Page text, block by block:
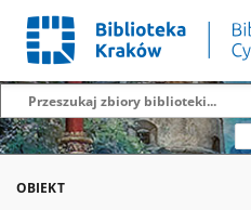
OBIEKT